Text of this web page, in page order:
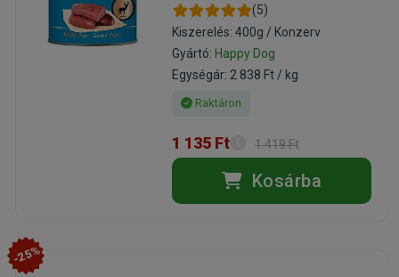
(5)
Kiszerelés: 400g / Konzerv
Gyártó: Happy Dog
Egységár: 2 838 Ft / kg
Raktáron
1 135 Ft 1 419 Ft
Kosárba
-25%